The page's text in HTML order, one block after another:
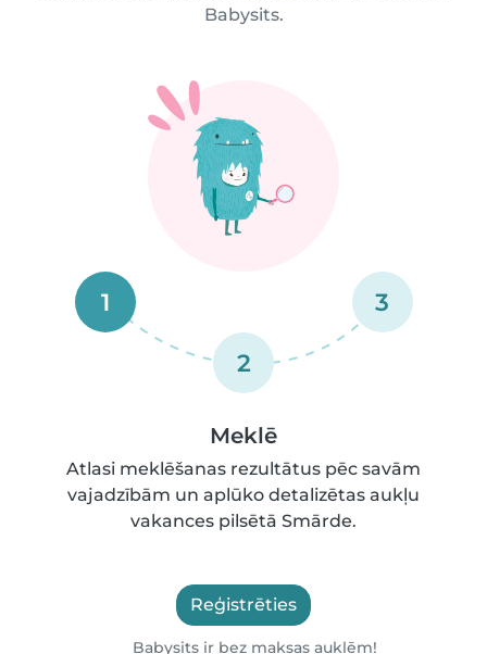
Babysits.
1
2
3
Meklē
Atlasi meklēšanas rezultātus pēc savām
vajadzībām un aplūko detalizētas aukļu
vakances pilsētā Smārde.
Reģistrēties
Babysits ir bez maksas auklēm!